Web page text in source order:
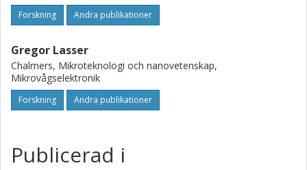
Forskning Andra publikationer
Gregor Lasser
Chalmers, Mikroteknologi och nanovetenskap,
Mikrovågselektronik
Forskning Andra publikationer
Publicerad i